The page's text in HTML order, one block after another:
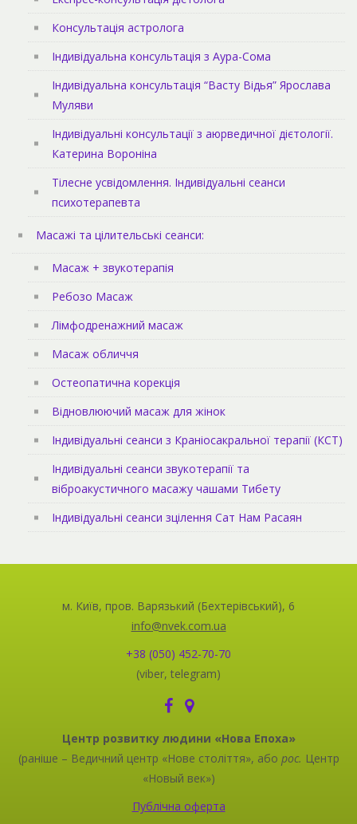
Консультація астролога
Індивідуальна консультація з Аура-Сома
Індивідуальна консультація “Васту Відья” Ярослава
Муляви
Індивідуальні консультації з аюрведичної дієтології.
Катерина Вороніна
Тілесне усвідомлення. Індивідуальні сеанси
психотерапевта
Масажі та цілительські сеанси:
Масаж + звукотерапія
Ребозо Масаж
Лімфодренажний масаж
Масаж обличчя
Остеопатична корекція
Відновлюючий масаж для жінок
Індивідуальні сеанси з Краніосакральної терапії (КСТ)
Індивідуальні сеанси звукотерапії та
віброакустичного масажу чашами Тибету
Індивідуальні сеанси зцілення Сат Нам Расаян
м. Київ, пров. Варязький (Бехтерівський), 6
info@nvek.com.ua
+38 (050) 452-70-70
(viber, telegram)
Центр розвитку людини «Нова Епоха»
(раніше – Ведичний центр «Нове століття», або рос. Центр
«Новый век»)
Публічна оферта